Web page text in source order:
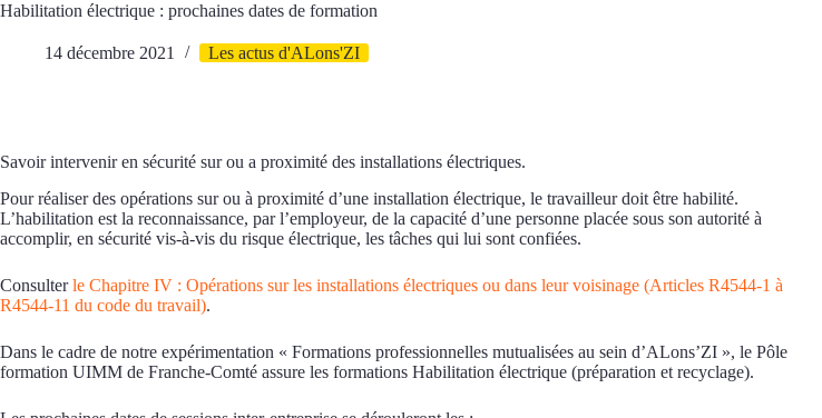
Habilitation électrique : prochaines dates de formation
14 décembre 2021 Les actus d'ALons'ZI
Savoir intervenir en sécurité sur ou a proximité des installations électriques.
Pour réaliser des opérations sur ou à proximité d’une installation électrique, le travailleur doit être habilité.
L’habilitation est la reconnaissance, par l’employeur, de la capacité d’une personne placée sous son autorité à
accomplir, en sécurité vis-à-vis du risque électrique, les tâches qui lui sont confiées.
Consulterle Chapitre IV : Opérations sur les installations électriques ou dans leur voisinage (Articles R4544-1 à
R4544-11 du code du travail).
Dans le cadre de notre expérimentation « Formations professionnelles mutualisées au sein d’ALons’ZI », le Pôle
formation UIMM de Franche-Comté assure les formations Habilitation électrique (préparation et recyclage).